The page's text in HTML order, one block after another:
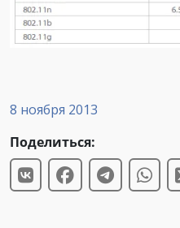
8 ноября 2013
Поделиться: